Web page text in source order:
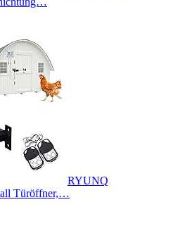
RYUNQ
Türöffner,…